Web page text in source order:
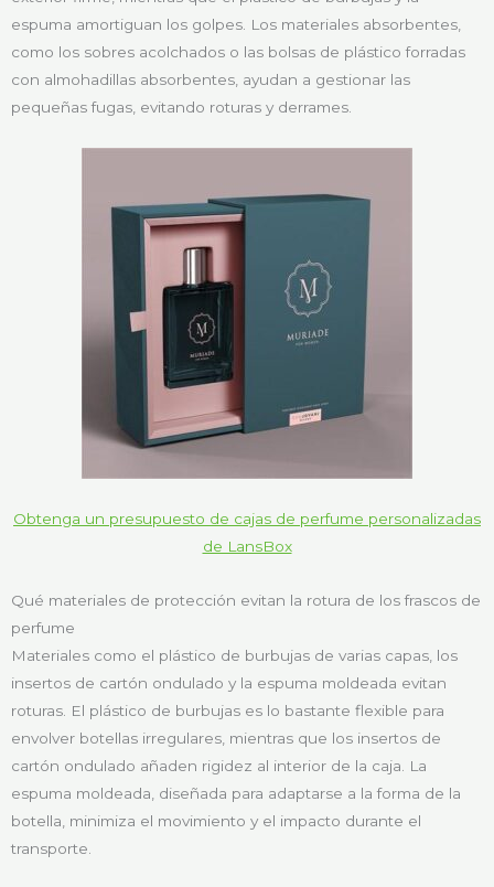
espuma amortiguan los golpes. Los materiales absorbentes,
como los sobres acolchados o las bolsas de plástico forradas
con almohadillas absorbentes, ayudan a gestionar las
pequeñas fugas, evitando roturas y derrames.
Obtenga un presupuesto de cajas de perfume personalizadas
de LansBox
Qué materiales de protección evitan la rotura de los frascos de
perfume
Materiales como el plástico de burbujas de varias capas, los
insertos de cartón ondulado y la espuma moldeada evitan
roturas. El plástico de burbujas es lo bastante flexible para
envolver botellas irregulares, mientras que los insertos de
cartón ondulado añaden rigidez al interior de la caja. La
espuma moldeada, diseñada para adaptarse a la forma de la
botella, minimiza el movimiento y el impacto durante el
transporte.